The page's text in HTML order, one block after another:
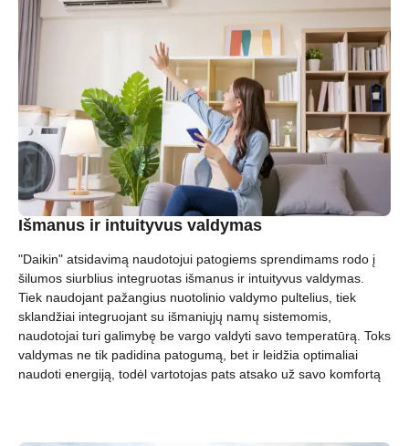
Išmanus ir intuityvus valdymas
"Daikin" atsidavimą naudotojui patogiems sprendimams rodo į
šilumos siurblius integruotas išmanus ir intuityvus valdymas.
Tiek naudojant pažangius nuotolinio valdymo pultelius, tiek
sklandžiai integruojant su išmaniųjų namų sistemomis,
naudotojai turi galimybę be vargo valdyti savo temperatūrą. Toks
valdymas ne tik padidina patogumą, bet ir leidžia optimaliai
naudoti energiją, todėl vartotojas pats atsako už savo komfortą